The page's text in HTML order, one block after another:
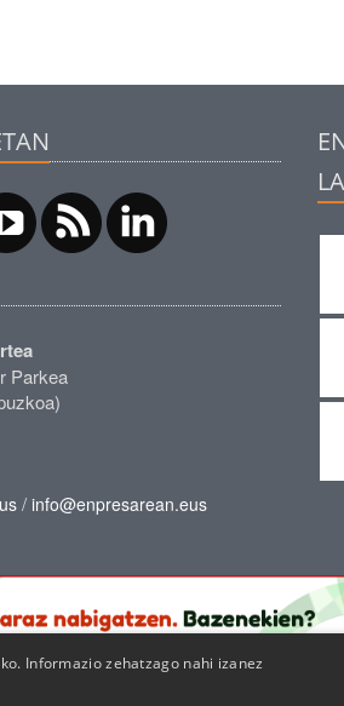
Parkea
/ info@enpresarean.eus
Informazio zehatzago nahi izanez